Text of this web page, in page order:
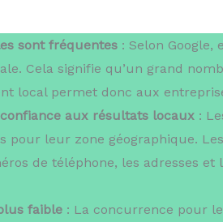
sont fréquentes: Selon Google,
Cela signifie qu’un grand
local permet donc aux
aux résultats locaux :
pour leur zone géographique.
de téléphone, les adresses
faible: La concurrence pour